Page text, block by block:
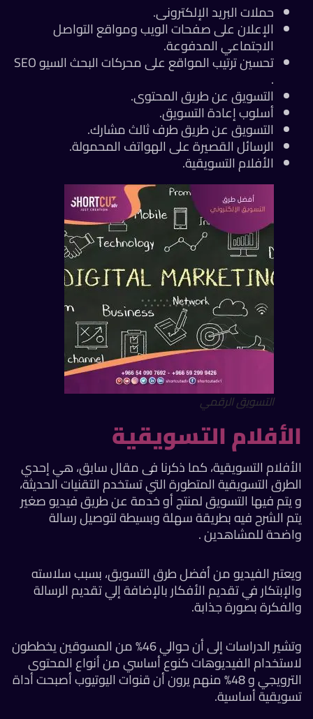
حملات البريد الإلكترونى.
الإعلان على صفحات الويب ومواقع التواصل
الاجتماعي المدفوعة.
تحسين ترتيب المواقع على محركات البحث السيو SEO
.
التسويق عن طريق المحتوى.
أسلوب إعادة التسويق.
التسويق عن طريق طرف ثالث مشارك.
الرسائل القصيرة على الهواتف المحمولة.
الأفلام التسويقية.
التسويق الرقمي
الأفلام التسويقية
الأفلام التسويقية، كما ذكرنا فى مقال سابق، هي إحدي
الطرق التسويقية المتطورة التي تستخدم التقنيات الحديثة،
و يتم فيها التسويق لمنتج أو خدمة عن طريق فيديو صغير
يتم الشرح فيه بطريقة سهلة وبسيطة لتوصيل رسالة
واضحة للمشاهدين .
ويعتبر الفيديو من أفضل طرق التسويق، بسبب سلاسته
والإبتكار في تقديم الأفكار بالإضافة إلي تقديم الرسالة
والفكرة بصورة جذابة.
وتشير الدراسات إلى أن حوالي 46% من المسوقين يخططون
لاستخدام الفيديوهات كنوع أساسي من أنواع المحتوى
الترويجي و 48% منهم يرون أن قنوات اليوتيوب أصبحت أداة
تسويقية أساسية.